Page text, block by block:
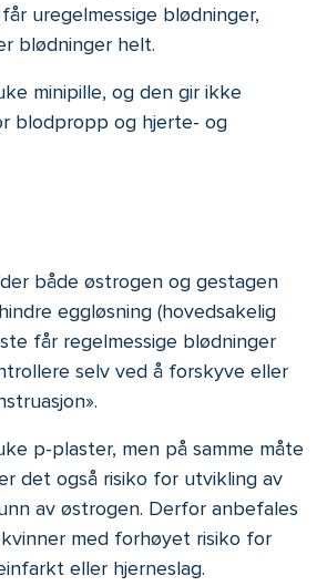
uregelmessige blødninger,
blødninger helt.
minipille, og den gir ikke
blodpropp og hjerte- og
både østrogen og gestagen
eggløsning (hovedsakelig
får regelmessige blødninger
selv ved å forskyve eller
p-plaster, men på samme måte
det også risiko for utvikling av
av østrogen. Derfor anbefales
med forhøyet risiko for
eller hjerneslag.